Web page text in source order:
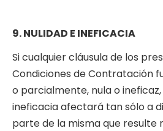
9. NULIDAD E INEFICACIA
Si cualquier cláusula de los
Condiciones de Contratación
o parcialmente, nula o
ineficacia afectará tan sólo a
parte de la misma que resulte